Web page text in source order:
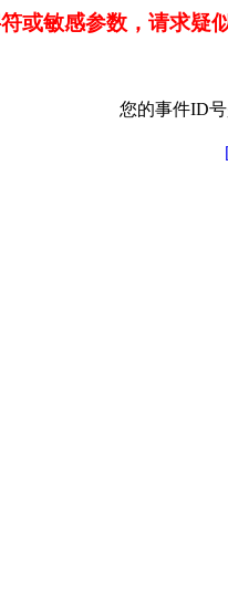
或敏感参数，请求疑
您的事件ID号